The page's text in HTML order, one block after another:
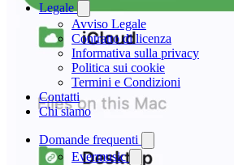
Legale
Avviso Legale
Contratto di licenza
Informativa sulla privacy
Politica sui cookie
Termini e Condizioni
Contatti
Chi siamo
Domande frequenti
Evermusic